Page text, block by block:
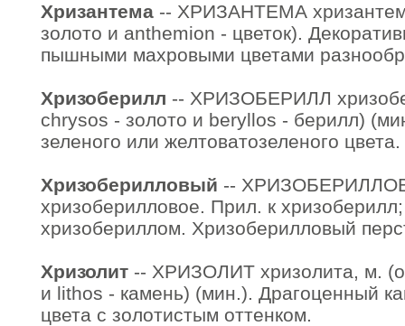
Хризантема -- ХРИЗАНТЕМА
золото и anthemion - цветок).
пышными махровыми цветами
Хризоберилл -- ХРИЗОБЕРИЛЛ
chrysos - золото и beryllos - берилл)
зеленого или желтоватозеленого цвета.
Хризоберилловый --
хризоберилловое. Прил. к
хризобериллом. Хризоберилловый
Хризолит -- ХРИЗОЛИТ хризолита, м.
и lithos - камень) (мин.). Драгоценный
цвета с золотистым оттенком.